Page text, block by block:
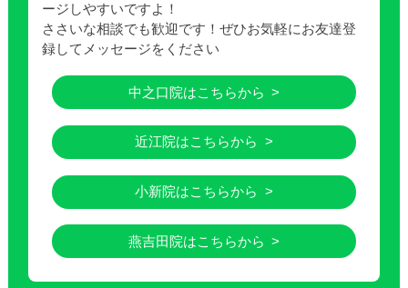
ージしやすいですよ！
ささいな相談でも歓迎です！ぜひお気軽にお友達登
録してメッセージをください
中之口院はこちらから
近江院はこちらから
小新院はこちらから
燕吉田院はこちらから